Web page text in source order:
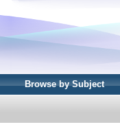
Browse by Subject